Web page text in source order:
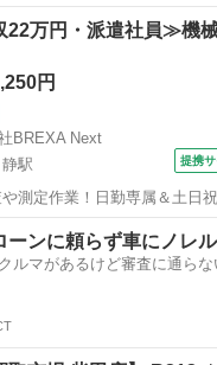
購入意思を示された場合で
差で売切れ
の他 ECHO
万円・派遣社員≫機
円
BREXA Next
駅
提携サ
測定作業！日勤専属＆土日
内作業★マイカー通勤OK＆
制度あり！《茨城県常陸大宮市
製造工...
その他
ーンに頼らず車にノレル
ルマがあるけど審査に通らな